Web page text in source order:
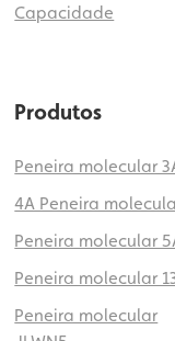
Capacidade
Produtos
Peneira molecular
4A Peneira
Peneira molecular
Peneira molecular
Peneira molecular